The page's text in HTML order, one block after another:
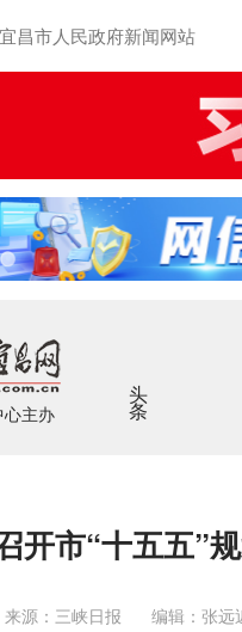
昌市人民政府新闻网站
主办
头条
开市“十五五”
来源：三峡日报 编辑：张远